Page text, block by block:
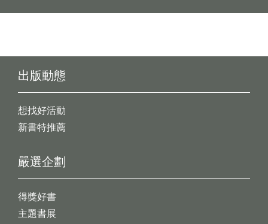
出版動態
想找好活動
新書特推薦
嚴選企劃
得獎好書
主題書展